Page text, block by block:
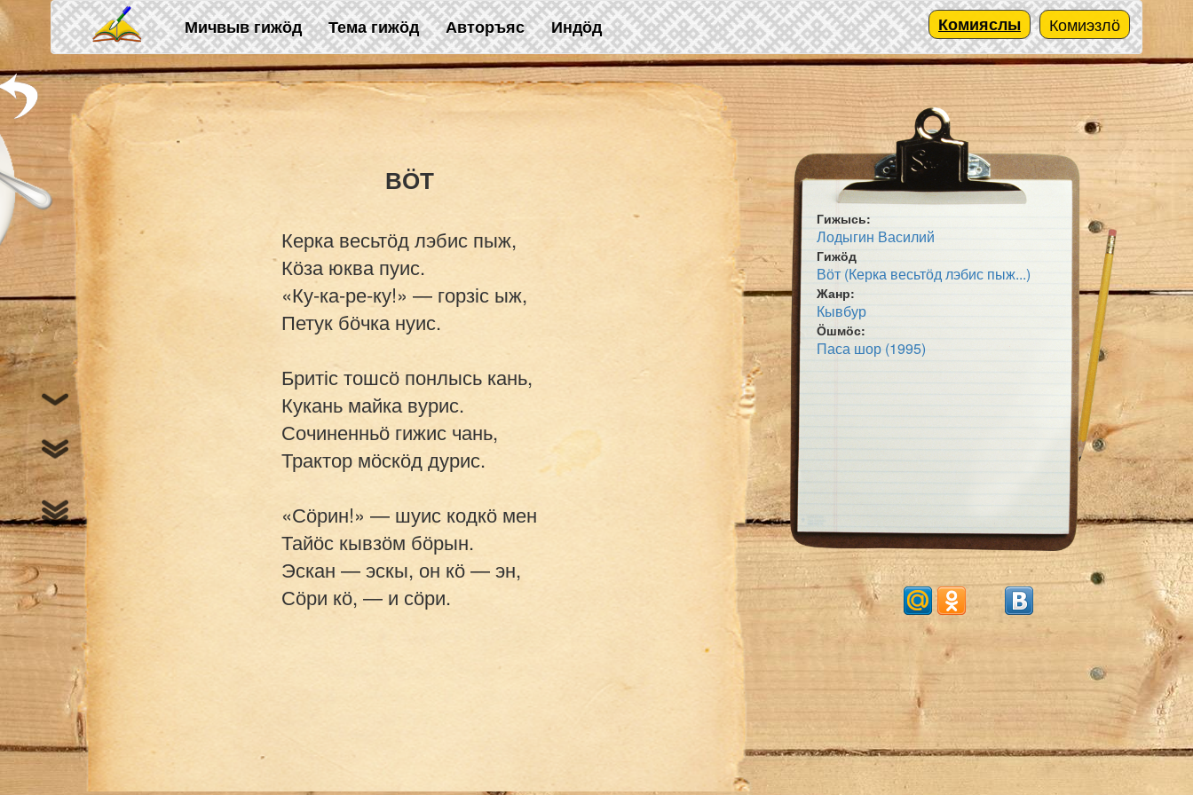
Skip to main content
Мичвыв гижӧд Тема гижӧд Авторъяс Индӧд Комиэзлӧ
Комияслы
ВӦТ
Керка весьтӧд лэбис пыж,
Кӧза юква пуис.
«Ку-ка-ре-ку!» — горзіс ыж,
Петук бӧчка нуис.
Бритіс тошсӧ понлысь кань,
Кукань майка вурис.
Сочиненньӧ гижис чань,
Трактор мӧскӧд дурис.
«Сӧрин!» — шуис кодкӧ мен
Тайӧс кывзӧм бӧрын.
Эскан — эскы, он кӧ — эн,
Гижысь:
Лодыгин Василий
Гижӧд
Вӧт (Керка весьтӧд лэбис пыж...)
Жанр:
Кывбур
Ӧшмӧс:
Паса шор (1995)